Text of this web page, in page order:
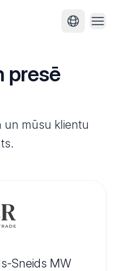
Mainīt
presē
mūsu klientu
Sneids MW